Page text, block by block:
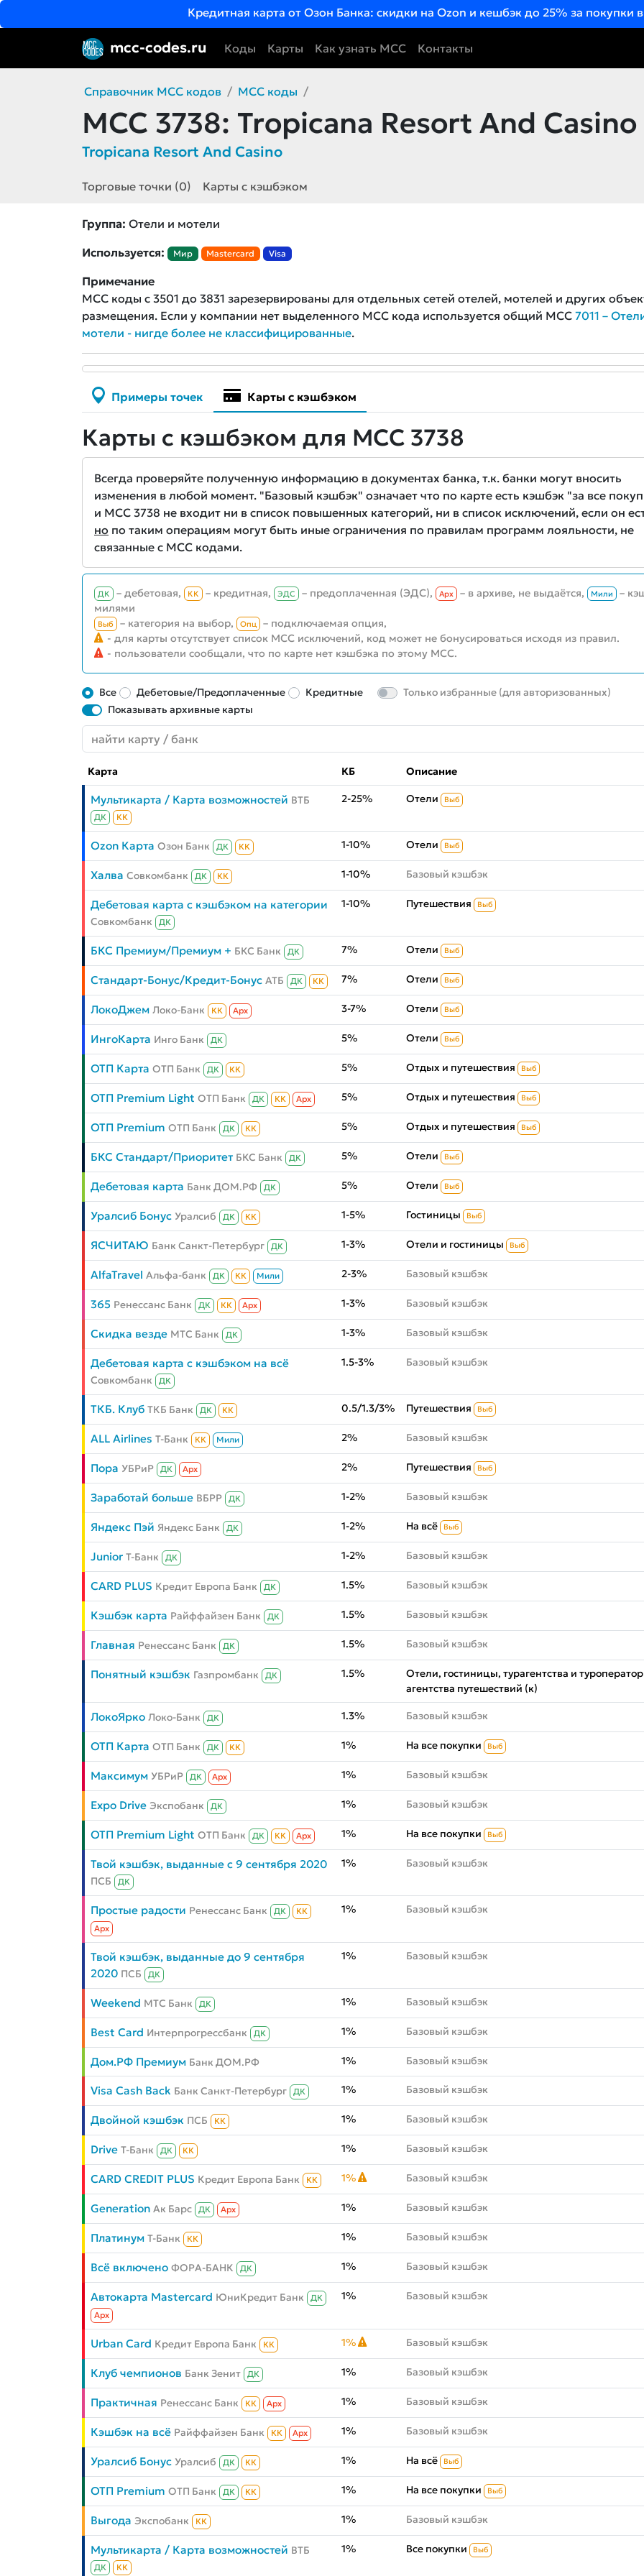
Кредитная карта от Озон Банка: скидки на Ozon и кешбэк до 25% за покупки
mcc-codes.ru Коды Карты Как узнать MCC Контакты
Справочник MCC кодов MCC коды
MCC 3738: Tropicana Resort And Casino
Tropicana Resort And Casino
Торговые точки (0) Карты с кэшбэком
Группа: Отели и мотели
Используется:
Мир Mastercard Visa
Примечание
MCC коды с 3501 до 3831 зарезервированы для отдельных сетей отелей, мотелей и других
размещения. Если у компании нет выделенного MCC кода используется общий MCC 7011 –
мотели - нигде более не классифицированные.
Примеры точек Карты с кэшбэком
Карты с кэшбэком для MCC 3738
Всегда проверяйте полученную информацию в документах банка, т.к. банки могут вносить
изменения в любой момент. "Базовый кэшбэк" означает что по карте есть кэшбэк "за все
и MCC 3738 не входит ни в список повышенных категорий, ни в список исключений, если он
но по таким операциям могут быть иные ограничения по правилам программ лояльности, не
связанные с MCC кодами.
ДК – дебетовая, КК – кредитная, ЭДС – предоплаченная (ЭДС), Aрх – в архиве, не выдаётся, Мили
–
милями
Выб – категория на выбор, Опц
– подключаемая опция,
- для карты отсутствует список MCC исключений, код может не бонусироваться исходя из правил.
- пользователи сообщали, что по карте нет кэшбэка по этому MCC.
Все Дебетовые/Предоплаченные Кредитные
Только избранные (для авторизованных)
Показывать архивные карты
Карта КБ Описание
Мультикарта / Карта возможностей ВТБ
ДК КК
2-25% Отели Выб
Ozon Карта Озон Банк ДК КК 1-10% Отели Выб
Халва Совкомбанк ДК КК 1-10% Базовый кэшбэк
Дебетовая карта с кэшбэком на категории
Совкомбанк ДК
1-10% Путешествия Выб
БКС Премиум/Премиум + БКС Банк ДК 7% Отели Выб
Стандарт-Бонус/Кредит-Бонус АТБ ДК КК 7% Отели Выб
ЛокоДжем Локо-Банк КК Aрх 3-7% Отели Выб
ИнгоКарта Инго Банк ДК 5% Отели Выб
ОТП Карта ОТП Банк ДК КК 5% Отдых и путешествия Выб
ОТП Premium Light ОТП Банк ДК КК Aрх 5% Отдых и путешествия Выб
ОТП Premium ОТП Банк ДК КК 5% Отдых и путешествия Выб
БКС Стандарт/Приоритет БКС Банк ДК 5% Отели Выб
Дебетовая карта Банк ДОМ.РФ ДК 5% Отели Выб
Уралсиб Бонус Уралсиб ДК КК 1-5% Гостиницы Выб
ЯСЧИТАЮ Банк Санкт-Петербург ДК 1-3% Отели и гостиницы Выб
AlfaTravel Альфа-банк ДК КК Мили 2-3% Базовый кэшбэк
365 Ренессанс Банк ДК КК Aрх 1-3% Базовый кэшбэк
Скидка везде МТС Банк ДК 1-3% Базовый кэшбэк
Дебетовая карта с кэшбэком на всё
Совкомбанк ДК
1.5-3% Базовый кэшбэк
ТКБ. Клуб ТКБ Банк ДК КК 0.5/1.3/3% Путешествия Выб
ALL Airlines Т-Банк КК Мили 2% Базовый кэшбэк
Пора УБРиР ДК Aрх 2% Путешествия Выб
Заработай больше ВБРР ДК 1-2% Базовый кэшбэк
Яндекс Пэй Яндекс Банк ДК 1-2% На всё Выб
Junior Т-Банк ДК 1-2% Базовый кэшбэк
CARD PLUS Кредит Европа Банк ДК 1.5% Базовый кэшбэк
Кэшбэк карта Райффайзен Банк ДК 1.5% Базовый кэшбэк
Главная Ренессанс Банк ДК 1.5% Базовый кэшбэк
Понятный кэшбэк Газпромбанк ДК 1.5%
Отели, гостиницы, турагентства и
агентства путешествий (к)
ЛокоЯрко Локо-Банк ДК 1.3% Базовый кэшбэк
ОТП Карта ОТП Банк ДК КК 1% На все покупки Выб
Максимум УБРиР ДК Aрх 1% Базовый кэшбэк
Expo Drive Экспобанк ДК 1% Базовый кэшбэк
ОТП Premium Light ОТП Банк ДК КК Aрх 1% На все покупки Выб
Твой кэшбэк, выданные с 9 сентября 2020
ПСБ ДК
1% Базовый кэшбэк
Простые радости Ренессанс Банк ДК
КК
Aрх
1% Базовый кэшбэк
Твой кэшбэк, выданные до 9 сентября
2020 ПСБ ДК
1% Базовый кэшбэк
Weekend МТС Банк ДК 1% Базовый кэшбэк
Best Card Интерпрогрессбанк ДК 1% Базовый кэшбэк
Дом.РФ Премиум Банк ДОМ.РФ 1% Базовый кэшбэк
Visa Cash Back Банк Санкт-Петербург ДК 1% Базовый кэшбэк
Двойной кэшбэк ПСБ КК 1% Базовый кэшбэк
Drive Т-Банк ДК КК 1% Базовый кэшбэк
CARD CREDIT PLUS Кредит Европа Банк КК 1% Базовый кэшбэк
Generation Ак Барс ДК Aрх 1% Базовый кэшбэк
Платинум Т-Банк КК 1% Базовый кэшбэк
Всё включено ФОРА-БАНК ДК 1% Базовый кэшбэк
Автокарта Mastercard ЮниКредит Банк
ДК
Aрх
1% Базовый кэшбэк
Urban Card Кредит Европа Банк КК 1% Базовый кэшбэк
Клуб чемпионов Банк Зенит ДК 1% Базовый кэшбэк
Практичная Ренессанс Банк КК Aрх 1% Базовый кэшбэк
Кэшбэк на всё Райффайзен Банк КК Aрх 1% Базовый кэшбэк
Уралсиб Бонус Уралсиб ДК КК 1% На всё Выб
ОТП Premium ОТП Банк ДК КК 1% На все покупки Выб
Выгода Экспобанк КК 1% Базовый кэшбэк
Мультикарта / Карта возможностей ВТБ
ДК КК
1% Все покупки Выб